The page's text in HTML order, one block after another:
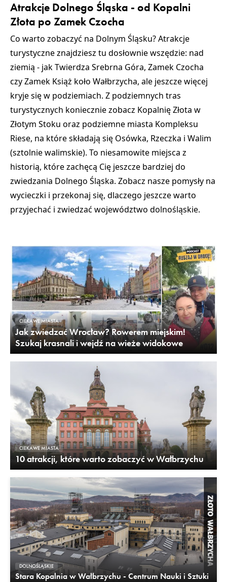
Atrakcje Dolnego Śląska - od Kopalni
Złota po Zamek Czocha
Co warto zobaczyć na Dolnym Śląsku? Atrakcje
turystyczne znajdziesz tu dosłownie wszędzie: nad
ziemią - jakTwierdza Srebrna Góra, Zamek Czocha
czyZamek Książ koło Wałbrzycha, ale jeszcze więcej
kryje się w podziemiach. Z podziemnych tras
turystycznych koniecznie zobacz Kopalnię Złota w
Złotym Stoku oraz podziemne miasta Kompleksu
Riese, na które składają się Osówka, Rzeczka i Walim
(sztolnie walimskie). To niesamowite miejsca z
historią, które zachęcą Cię jeszcze bardziej do
zwiedzania Dolnego Śląska. Zobacz nasze pomysły na
wycieczki i przekonaj się, dlaczego jeszczewarto
przyjechać i zwiedzać województwo dolnośląskie.
CIEKAWE MIASTA
Jak zwiedzać Wrocław? Rowerem miejskim!
Szukaj krasnali i wejdź na wieże widokowe
CIEKAWE MIASTA
10 atrakcji, które warto zobaczyć w Wałbrzychu
DOLNOŚLĄSKIE
Stara Kopalnia w Wałbrzychu - Centrum Nauki i Sztuki